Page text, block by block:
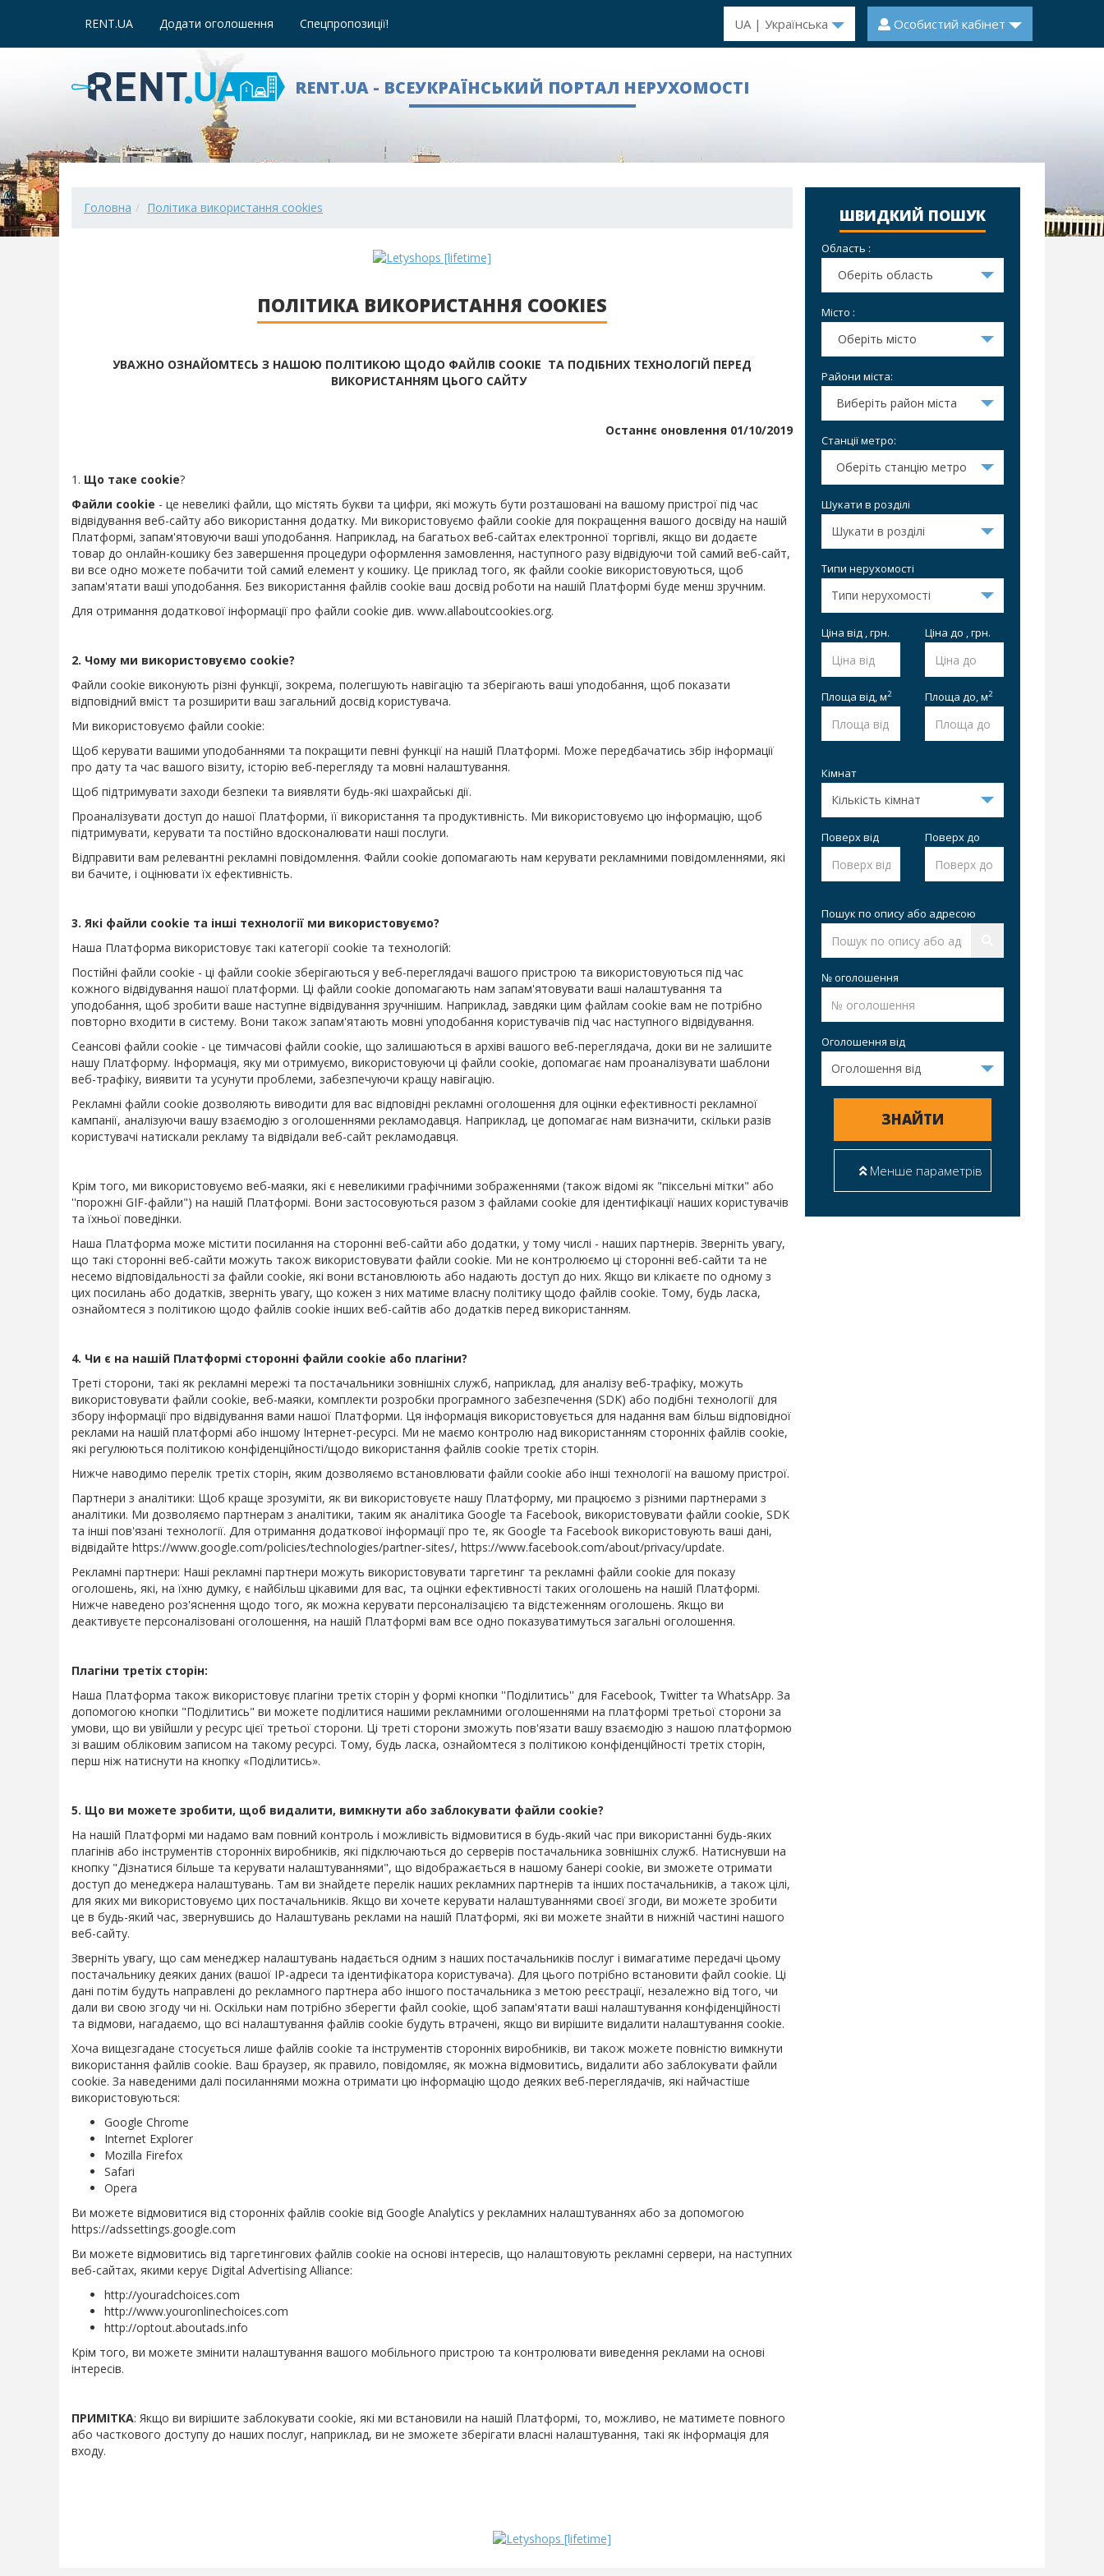
RENT.UA Додати оголошення Спецпропозиції! UA | Українська Особистий кабінет
RENT.UA - ВСЕУКРАЇНСЬКИЙ ПОРТАЛ НЕРУХОМОСТІ
Головна Політика використання cookies
ПОЛІТИКА ВИКОРИСТАННЯ COOKIES
УВАЖНО ОЗНАЙОМТЕСЬ З НАШОЮ ПОЛІТИКОЮ ЩОДО ФАЙЛІВ COOKIE ТА ПОДІБНИХ ТЕХНОЛОГІЙ ПЕРЕД
ВИКОРИСТАННЯМ ЦЬОГО САЙТУ
Останнє оновлення 01/10/2019
1. Що таке cookie?
Файли cookie - це невеликі файли, що містять букви та цифри, які можуть бути розташовані на вашому пристрої під час
відвідування веб-сайту або використання додатку. Ми використовуємо файли cookie для покращення вашого досвіду на нашій
Платформі, запам'ятовуючи ваші уподобання. Наприклад, на багатьох веб-сайтах електронної торгівлі, якщо ви додаєте
товар до онлайн-кошику без завершення процедури оформлення замовлення, наступного разу відвідуючи той самий веб-сайт,
ви все одно можете побачити той самий елемент у кошику. Це приклад того, як файли cookie використовуються, щоб
запам'ятати ваші уподобання. Без використання файлів cookie ваш досвід роботи на нашій Платформі буде менш зручним.
Для отримання додаткової інформації про файли cookie див. www.allaboutcookies.org.
2. Чому ми використовуємо cookie?
Файли cookie виконують різні функції, зокрема, полегшують навігацію та зберігають ваші уподобання, щоб показати
відповідний вміст та розширити ваш загальний досвід користувача.
Ми використовуємо файли cookie:
Щоб керувати вашими уподобаннями та покращити певні функції на нашій Платформі. Може передбачатись збір інформації
про дату та час вашого візиту, історію веб-перегляду та мовні налаштування.
Щоб підтримувати заходи безпеки та виявляти будь-які шахрайські дії.
Проаналізувати доступ до нашої Платформи, її використання та продуктивність. Ми використовуємо цю інформацію, щоб
підтримувати, керувати та постійно вдосконалювати наші послуги.
Відправити вам релевантні рекламні повідомлення. Файли cookie допомагають нам керувати рекламними повідомленнями, які
ви бачите, і оцінювати їх ефективність.
3. Які файли cookie та інші технології ми використовуємо?
Наша Платформа використовує такі категорії cookie та технологій:
Постійні файли cookie - ці файли cookie зберігаються у веб-переглядачі вашого пристрою та використовуються під час
кожного відвідування нашої платформи. Ці файли cookie допомагають нам запам'ятовувати ваші налаштування та
уподобання, щоб зробити ваше наступне відвідування зручнішим. Наприклад, завдяки цим файлам cookie вам не потрібно
повторно входити в систему. Вони також запам'ятають мовні уподобання користувачів під час наступного відвідування.
Сеансові файли cookie - це тимчасові файли cookie, що залишаються в архіві вашого веб-переглядача, доки ви не залишите
нашу Платформу. Інформація, яку ми отримуємо, використовуючи ці файли cookie, допомагає нам проаналізувати шаблони
веб-трафіку, виявити та усунути проблеми, забезпечуючи кращу навігацію.
Рекламні файли cookie дозволяють виводити для вас відповідні рекламні оголошення для оцінки ефективності рекламної
кампанії, аналізуючи вашу взаємодію з оголошеннями рекламодавця. Наприклад, це допомагає нам визначити, скільки разів
користувачі натискали рекламу та відвідали веб-сайт рекламодавця.
Крім того, ми використовуємо веб-маяки, які є невеликими графічними зображеннями (також відомі як "піксельні мітки" або
''порожні GIF-файли") на нашій Платформі. Вони застосовуються разом з файлами cookie для ідентифікації наших користувачів
та їхньої поведінки.
Наша Платформа може містити посилання на сторонні веб-сайти або додатки, у тому числі - наших партнерів. Зверніть увагу,
що такі сторонні веб-сайти можуть також використовувати файли cookie. Ми не контролюємо ці сторонні веб-сайти та не
несемо відповідальності за файли cookie, які вони встановлюють або надають доступ до них. Якщо ви клікаєте по одному з
цих посилань або додатків, зверніть увагу, що кожен з них матиме власну політику щодо файлів cookie. Тому, будь ласка,
ознайомтеся з політикою щодо файлів cookie інших веб-сайтів або додатків перед використанням.
4. Чи є на нашій Платформі сторонні файли cookie або плагіни?
Треті сторони, такі як рекламні мережі та постачальники зовнішніх служб, наприклад, для аналізу веб-трафіку, можуть
використовувати файли cookie, веб-маяки, комплекти розробки програмного забезпечення (SDK) або подібні технології для
збору інформації про відвідування вами нашої Платформи. Ця інформація використовується для надання вам більш відповідної
реклами на нашій платформі або іншому Інтернет-ресурсі. Ми не маємо контролю над використанням сторонніх файлів cookie,
які регулюються політикою конфіденційності/щодо використання файлів cookie третіх сторін.
Нижче наводимо перелік третіх сторін, яким дозволяємо встановлювати файли cookie або інші технології на вашому пристрої.
Партнери з аналітики: Щоб краще зрозуміти, як ви використовуєте нашу Платформу, ми працюємо з різними партнерами з
аналітики. Ми дозволяємо партнерам з аналітики, таким як аналітика Google та Facebook, використовувати файли cookie, SDK
та інші пов'язані технології. Для отримання додаткової інформації про те, як Google та Facebook використовують ваші дані,
відвідайте https://www.google.com/policies/technologies/partner-sites/, https://www.facebook.com/about/privacy/update.
Рекламні партнери: Наші рекламні партнери можуть використовувати таргетинг та рекламні файли cookie для показу
оголошень, які, на їхню думку, є найбільш цікавими для вас, та оцінки ефективності таких оголошень на нашій Платформі.
Нижче наведено роз'яснення щодо того, як можна керувати персоналізацією та відстеженням оголошень. Якщо ви
деактивуєте персоналізовані оголошення, на нашій Платформі вам все одно показуватимуться загальні оголошення.
Плагіни третіх сторін:
Наша Платформа також використовує плагіни третіх сторін у формі кнопки ''Поділитись'' для Facebook, Twitter та WhatsApp. За
допомогою кнопки "Поділитись" ви можете поділитися нашими рекламними оголошеннями на платформі третьої сторони за
умови, що ви увійшли у ресурс цієї третьої сторони. Ці треті сторони зможуть пов'язати вашу взаємодію з нашою платформою
зі вашим обліковим записом на такому ресурсі. Тому, будь ласка, ознайомтеся з політикою конфіденційності третіх сторін,
перш ніж натиснути на кнопку «Поділитись».
5. Що ви можете зробити, щоб видалити, вимкнути або заблокувати файли cookie?
На нашій Платформі ми надамо вам повний контроль і можливість відмовитися в будь-який час при використанні будь-яких
плагінів або інструментів сторонніх виробників, які підключаються до серверів постачальника зовнішніх служб. Натиснувши на
кнопку "Дізнатися більше та керувати налаштуваннями", що відображається в нашому банері cookie, ви зможете отримати
доступ до менеджера налаштувань. Там ви знайдете перелік наших рекламних партнерів та інших постачальників, а також цілі,
для яких ми використовуємо цих постачальників. Якщо ви хочете керувати налаштуваннями своєї згоди, ви можете зробити
це в будь-який час, звернувшись до Налаштувань реклами на нашій Платформі, які ви можете знайти в нижній частині нашого
веб-сайту.
Зверніть увагу, що сам менеджер налаштувань надається одним з наших постачальників послуг і вимагатиме передачі цьому
постачальнику деяких даних (вашої IP-адреси та ідентифікатора користувача). Для цього потрібно встановити файл cookie. Ці
дані потім будуть направлені до рекламного партнера або іншого постачальника з метою реєстрації, незалежно від того, чи
дали ви свою згоду чи ні. Оскільки нам потрібно зберегти файл cookie, щоб запам'ятати ваші налаштування конфіденційності
та відмови, нагадаємо, що всі налаштування файлів cookie будуть втрачені, якщо ви вирішите видалити налаштування cookie.
Хоча вищезгадане стосується лише файлів cookie та інструментів сторонніх виробників, ви також можете повністю вимкнути
використання файлів cookie. Ваш браузер, як правило, повідомляє, як можна відмовитись, видалити або заблокувати файли
cookie. За наведеними далі посиланнями можна отримати цю інформацію щодо деяких веб-переглядачів, які найчастіше
використовуються:
Google Chrome
Internet Explorer
Mozilla Firefox
Safari
Opera
Ви можете відмовитися від сторонніх файлів cookie від Google Analytics у рекламних налаштуваннях або за допомогою
https://adssettings.google.com
Ви можете відмовитись від таргетингових файлів cookie на основі інтересів, що налаштовують рекламні сервери, на наступних
веб-сайтах, якими керує Digital Advertising Alliance:
http://youradchoices.com
http://www.youronlinechoices.com
http://optout.aboutads.info
Крім того, ви можете змінити налаштування вашого мобільного пристрою та контролювати виведення реклами на основі
інтересів.
ПРИМІТКА: Якщо ви вирішите заблокувати cookie, які ми встановили на нашій Платформі, то, можливо, не матимете повного
або часткового доступу до наших послуг, наприклад, ви не зможете зберігати власні налаштування, такі як інформація для
входу.
ШВИДКИЙ ПОШУК
Область :
Оберіть область
Місто :
Оберіть місто
Райони міста:
Виберіть район міста
Станції метро:
Оберіть станцію метро
Шукати в розділі
Типи нерухомості
Ціна від , грн. Ціна до , грн.
Площа від,м2 Площа до,м2
Кімнат
Поверх від Поверх до
Пошук по опису або адресою
№ оголошення
Оголошення від
ЗНАЙТИ
Менше параметрів